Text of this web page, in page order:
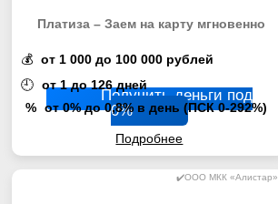
Платиза – Заем на карту мгновенно
💰 от 1 000 до 100 000 рублей
🕘 от 1 до 126 дней
% от 0% до 0,8% в день (ПСК 0-292%)
Получить деньги под
0%
Подробнее
✔️ООО МКК «Алистар»